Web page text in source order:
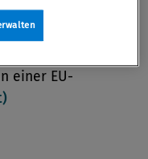
Ilse Aigner hat
einer EU-